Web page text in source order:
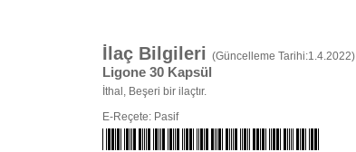
İlaç Bilgileri (Güncelleme Tarihi:1.4.2022)
Ligone 30 Kapsül
İthal, Beşeri bir ilaçtır.
E-Reçete: Pasif